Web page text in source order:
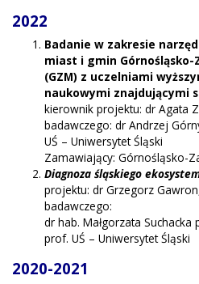
2022
Badanie w zakresie
miast i gmin
(GZM) z uczelniami
naukowymi znajdującymi
kierownik projektu: dr Agata
badawczego: dr Andrzej
UŚ – Uniwersytet Śląski
Zamawiający: Górnośląsko-
Diagnoza śląskiego
projektu: dr Grzegorz
badawczego:
dr hab. Małgorzata Suchacka
prof. UŚ – Uniwersytet Śląski
2020-2021